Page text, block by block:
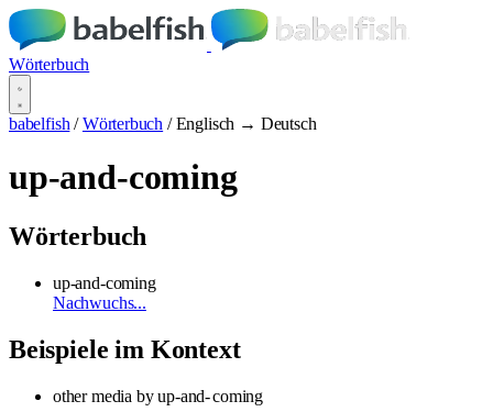
Wörterbuch
babelfish / Wörterbuch / Englisch → Deutsch
up-and-coming
Wörterbuch
up-and-coming
Nachwuchs...
Beispiele im Kontext
other media by up-and-coming